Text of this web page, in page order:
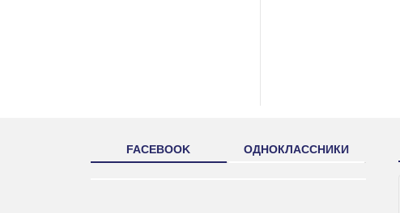
FACEBOOK ОДНОКЛАССНИКИ